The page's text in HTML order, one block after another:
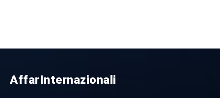
AffarInternazionali